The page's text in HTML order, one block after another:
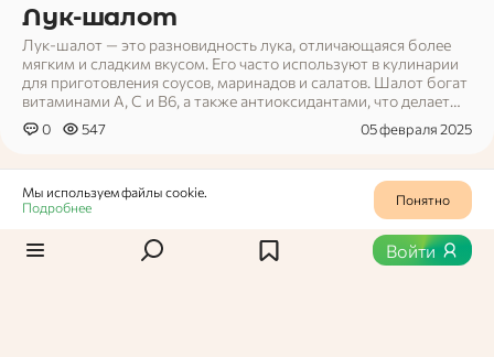
Лук-шалот
Лук-шалот — это разновидность лука, отличающаяся более
мягким и сладким вкусом. Его часто используют в кулинарии
для приготовления соусов, маринадов и салатов. Шалот богат
витаминами A, C и B6, а также антиоксидантами, что делает
его полезным для иммунной системы и обмена веществ.
0 547 05 февраля 2025
Войти
Мы используем файлы cookie.
Подробнее
Понятно